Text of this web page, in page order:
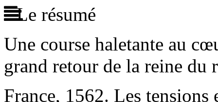
Le résumé
Une course haletante au
grand retour de la reine du
France, 1562. Les tensions